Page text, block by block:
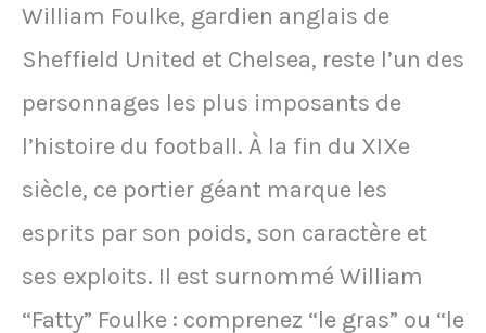
:
un
massage
cardiaque
après
le
dégagement
du
William Foulke, gardien anglais de
Sheffield United et Chelsea, reste l’un des
personnages les plus imposants de
l’histoire du football. À la fin du XIXe
siècle, ce portier géant marque les
esprits par son poids, son caractère et
ses exploits. Il est surnommé William
“Fatty” Foulke : comprenez “le gras” ou “le